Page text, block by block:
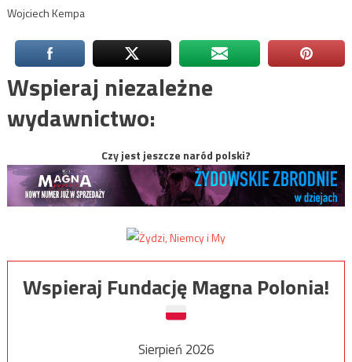
Wojciech Kempa
Wspieraj niezależne
wydawnictwo:
Czy jest jeszcze naród polski?
Wspieraj Fundację Magna Polonia!
Sierpień 2026